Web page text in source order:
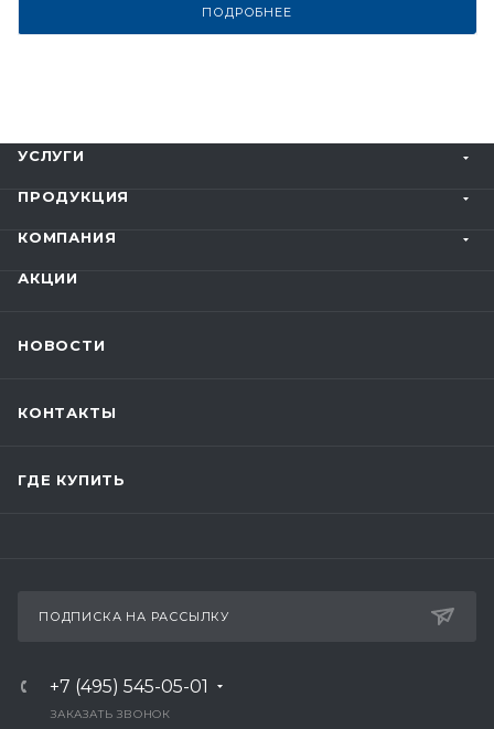
ПОДРОБНЕЕ
УСЛУГИ
ПРОДУКЦИЯ
КОМПАНИЯ
АКЦИИ
НОВОСТИ
КОНТАКТЫ
ГДЕ КУПИТЬ
ПОДПИСКА НА РАССЫЛКУ
+7 (495) 545-05-01
ЗАКАЗАТЬ ЗВОНОК